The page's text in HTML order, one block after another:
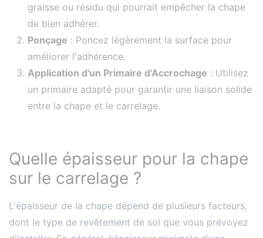
graisse ou résidu qui pourrait empêcher la chape
de bien adhérer.
Ponçage : Poncez légèrement la surface pour
améliorer l'adhérence.
Application d'un Primaire d'Accrochage : Utilisez
un primaire adapté pour garantir une liaison solide
entre la chape et le carrelage.
Quelle épaisseur pour la chape
sur le carrelage ?
L'épaisseur de la chape dépend de plusieurs facteurs,
dont le type de revêtement de sol que vous prévoyez